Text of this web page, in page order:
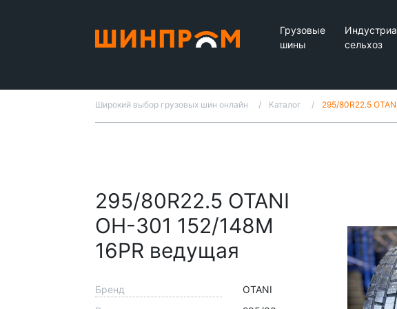
Грузовые
шины
сельхоз
Широкий выбор грузовых шин онлайн Каталог 295/80R22.5
295/80R22.5 OTANI
OH-301 152/148М
16PR ведущая
Бренд
OTANI